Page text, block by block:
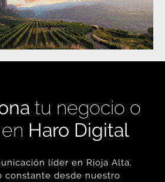
tu negocio o
Haro Digital
líder en Rioja Alta.
constante desde nuestro